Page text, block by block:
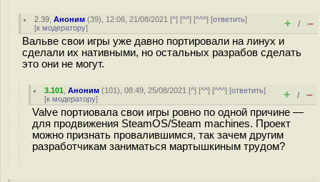
2.39 ,Аноним (39), 12:06, 21/08/2021 [^] [^^] [^^^] [ответить]
[к модератору] + / –
Вальве свои игры уже давно портировали на линух и
сделали их нативными, но остальных разрабов сделать
это они не могут.
3.101 ,Аноним (101), 08:49, 25/08/2021 [^] [^^] [^^^] [ответить]
[к модератору] + / –
Valve портиовала свои игры ровно по одной причине —
для продвижения SteamOS/Steam machines. Проект
можно признать провалившимся, так зачем другим
разработчикам заниматься мартышкиным трудом?